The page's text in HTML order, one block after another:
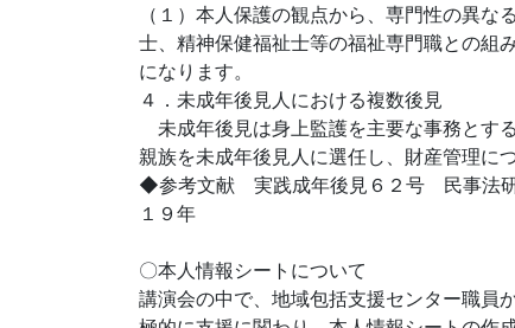
（１）本人保護の観点から、専門性の異
士、精神保健福祉士等の福祉専門職との組
になります。
４．未成年後見人における複数後見
未成年後見は身上監護を主要な事務とす
親族を未成年後見人に選任し、財産管理に
◆参考文献 実践成年後見６２号 民事法研
１９年
〇本人情報シートについて
講演会の中で、地域包括支援センター職員